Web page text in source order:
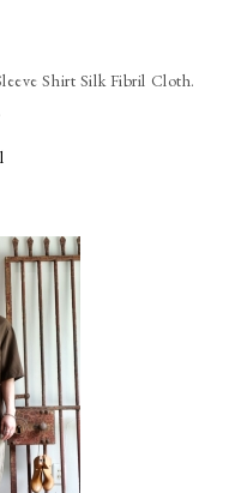
Shirt Silk Fibril Cloth.